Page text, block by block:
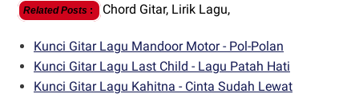
Related Posts : Chord Gitar, Lirik Lagu,
Kunci Gitar Lagu Mandoor Motor - Pol-Polan
Kunci Gitar Lagu Last Child - Lagu Patah Hati
Kunci Gitar Lagu Kahitna - Cinta Sudah Lewat